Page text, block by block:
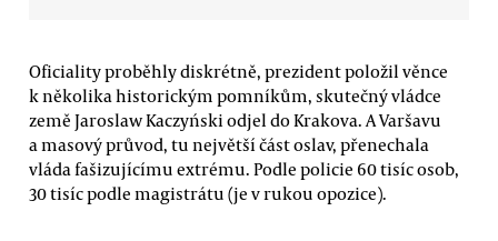
Oficiality proběhly diskrétně, prezident položil věnce
k několika historickým pomníkům, skutečný vládce
země Jaroslaw Kaczyński odjel do Krakova. A Varšavu
a masový průvod, tu největší část oslav, přenechala
vláda fašizujícímu extrému. Podle policie 60 tisíc osob,
30 tisíc podle magistrátu (je v rukou opozice).